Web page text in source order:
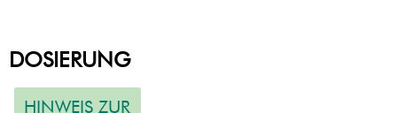
DOSIERUNG
HINWEIS ZUR